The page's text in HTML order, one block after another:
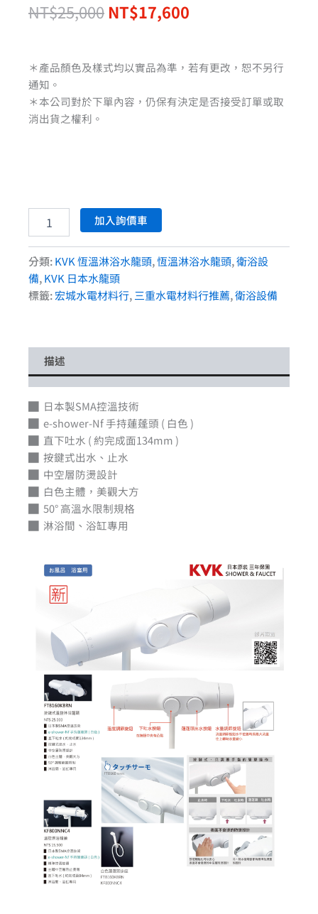
NT$25,000 NT$17,600
＊產品顏色及樣式均以實品為準，若有更改，恕不另行
通知。
＊本公司對於下單內容，仍保有決定是否接受訂單或取
消出貨之權利。
加入詢價車
分類:KVK 恆溫淋浴水龍頭,恆溫淋浴水龍頭,衛浴設
備,KVK 日本水龍頭
標籤:宏城水電材料行,三重水電材料行推薦,衛浴設備
描述
█ 日本製SMA控溫技術
█ e-shower-Nf 手持蓮蓬頭 ( 白色 )
█ 直下吐水 ( 約完成面134mm )
█ 按鍵式出水、止水
█ 中空層防燙設計
█ 白色主體，美觀大方
█ 50° 高溫水限制規格
█ 淋浴間、浴缸專用